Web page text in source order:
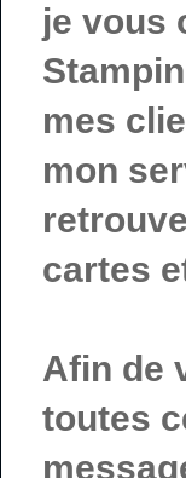
je vous
mes
mon
cartes
Afin de
toutes